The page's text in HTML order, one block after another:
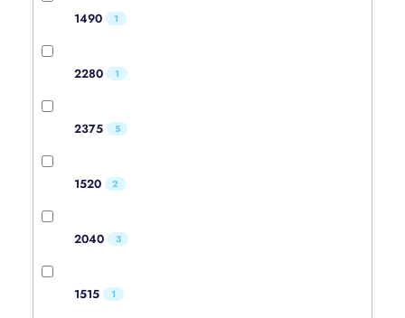
1490 1
2280 1
2375 5
1520 2
2040 3
1515 1